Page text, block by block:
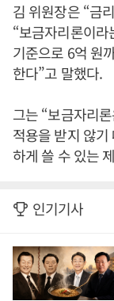
김 위원장은 “금
“보금자리론이
기준으로 6억 원
한다”고 말했다.
그는 “보금자리
적용을 받지 않
하게 쓸 수 있는
인기기사